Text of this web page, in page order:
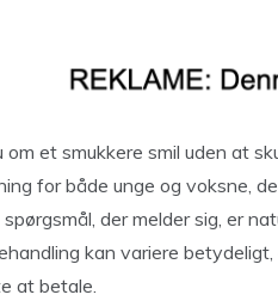
om et smukkere smil uden at
for både unge og voksne,
der melder sig, er
kan variere
at betale.